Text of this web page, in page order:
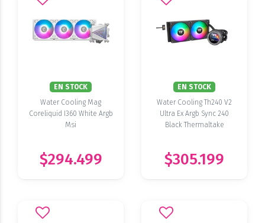
EN STOCK
Water Cooling Mag
Coreliquid I360 White Argb
Msi
$294.499
EN STOCK
Water Cooling Th240 V2
Ultra Ex Argb Sync 240
Black Thermaltake
$305.199